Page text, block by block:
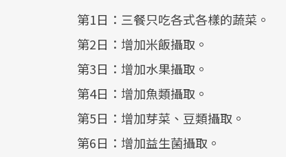
第1日：三餐只吃各式各樣的蔬菜。
第2日：增加米飯攝取。
第3日：增加水果攝取。
第4日：增加魚類攝取。
第5日：增加芽菜、豆類攝取。
第6日：增加益生菌攝取。